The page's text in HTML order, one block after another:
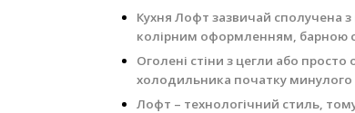
Кухня Лофт зазвичай сполучена
колірним оформленням, барною
Оголені стіни з цегли або просто
холодильника початку минулого
Лофт – технологічний стиль,